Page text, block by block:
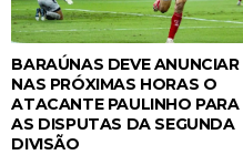
BARAÚNAS DEVE ANUNCIAR
NAS PRÓXIMAS HORAS O
ATACANTE PAULINHO PARA
AS DISPUTAS DA SEGUNDA
DIVISÃO